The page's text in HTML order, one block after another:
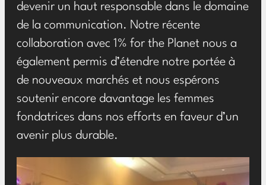
devenir un haut responsable dans le domaine
de la communication. Notre récente
collaboration avec 1% for the Planet nous a
également permis d’étendre notre portée à
de nouveaux marchés et nous espérons
soutenir encore davantage les femmes
fondatrices dans nos efforts en faveur d’un
avenir plus durable.